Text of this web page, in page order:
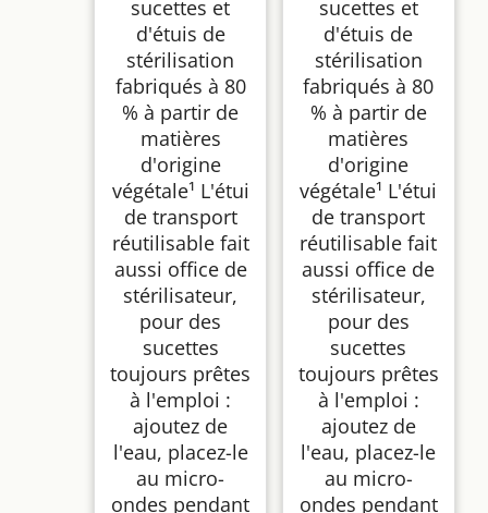
sucettes et
d'étuis de
stérilisation
fabriqués à 80
% à partir de
matières
d'origine
végétale¹ L'étui
de transport
réutilisable fait
aussi office de
stérilisateur,
pour des
sucettes
toujours prêtes
à l'emploi :
ajoutez de
l'eau, placez-le
au micro-
ondes pendant
sucettes et
d'étuis de
stérilisation
fabriqués à 80
% à partir de
matières
d'origine
végétale¹ L'étui
de transport
réutilisable fait
aussi office de
stérilisateur,
pour des
sucettes
toujours prêtes
à l'emploi :
ajoutez de
l'eau, placez-le
au micro-
ondes pendant